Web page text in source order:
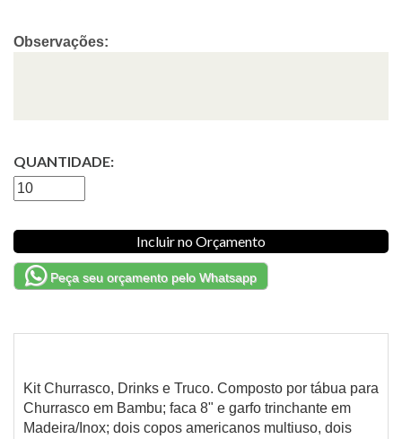
Observações:
QUANTIDADE:
Incluir no Orçamento
Peça seu orçamento pelo Whatsapp
Kit Churrasco, Drinks e Truco. Composto por tábua para
Churrasco em Bambu; faca 8" e garfo trinchante em
Madeira/Inox; dois copos americanos multiuso, dois